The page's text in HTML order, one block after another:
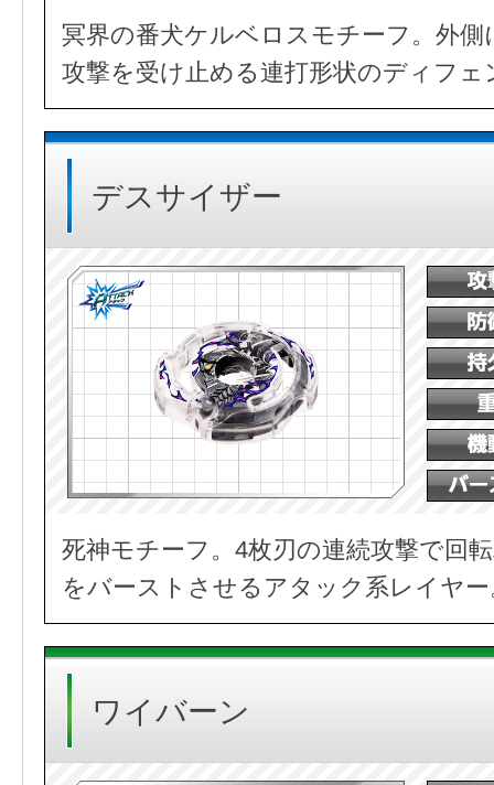
冥界の番犬ケルベロスモチーフ。外
攻撃を受け止める連打形状のディフ
デスサイザー
死神モチーフ。4枚刃の連続攻撃で回
をバーストさせるアタック系レイヤー
ワイバーン